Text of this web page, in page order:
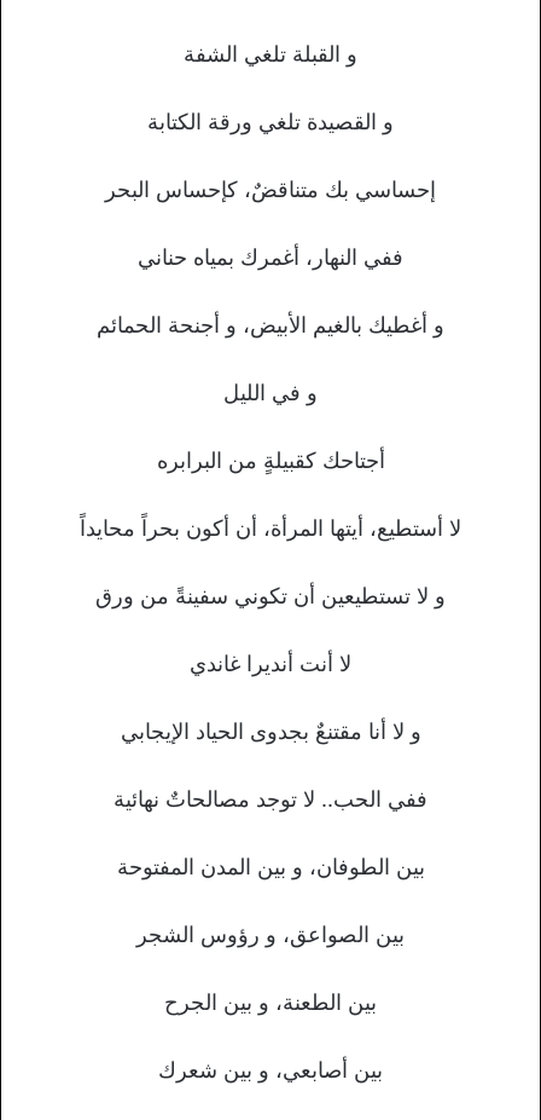
و القبلة تلغي الشفة
و القصيدة تلغي ورقة الكتابة
إحساسي بك متناقضٌ، كإحساس البحر
ففي النهار، أغمرك بمياه حناني
و أغطيك بالغيم الأبيض، و أجنحة الحمائم
و في الليل
أجتاحك كقبيلةٍ من البرابره
لا أستطيع، أيتها المرأة، أن أكون بحراً محايداً
و لا تستطيعين أن تكوني سفينةً من ورق
لا أنت أنديرا غاندي
و لا أنا مقتنعٌ بجدوى الحياد الإيجابي
ففي الحب.. لا توجد مصالحاتٌ نهائية
بين الطوفان، و بين المدن المفتوحة
بين الصواعق، و رؤوس الشجر
بين الطعنة، و بين الجرح
بين أصابعي، و بين شعرك